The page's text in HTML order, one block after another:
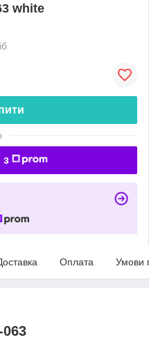
white
з
Оплата Умови